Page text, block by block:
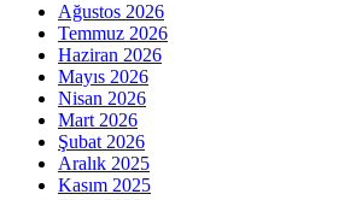
Ağustos 2026
Temmuz 2026
Haziran 2026
Mayıs 2026
Nisan 2026
Mart 2026
Şubat 2026
Aralık 2025
Kasım 2025